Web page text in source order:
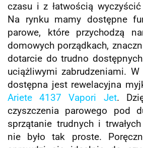
czasu i z łatwością
Na rynku mamy dostępne
parowe, które przychodzą
domowych porządkach,
dotarcie do trudno
uciążliwymi zabrudzeniami.
dostępna jest rewelacyjna
Ariete 4137 Vapori Jet.
czyszczenia parowego pod
sprzątanie trudnych i
nie było tak proste.